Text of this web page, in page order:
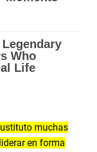
muchas
en forma